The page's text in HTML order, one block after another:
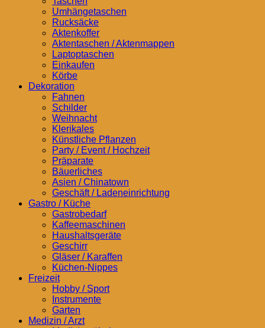
Umhängetaschen
Rucksäcke
Aktenkoffer
Aktentaschen / Aktenmappen
Laptoptaschen
Einkaufen
Körbe
Dekoration
Fahnen
Schilder
Weihnacht
Klerikales
Künstliche Pflanzen
Party / Event / Hochzeit
Präparate
Bäuerliches
Asien / Chinatown
Geschäft / Ladeneinrichtung
Gastro / Küche
Gastrobedarf
Kaffeemaschinen
Haushaltsgeräte
Geschirr
Gläser / Karaffen
Küchen-Nippes
Freizeit
Hobby / Sport
Instrumente
Garten
Medizin / Arzt